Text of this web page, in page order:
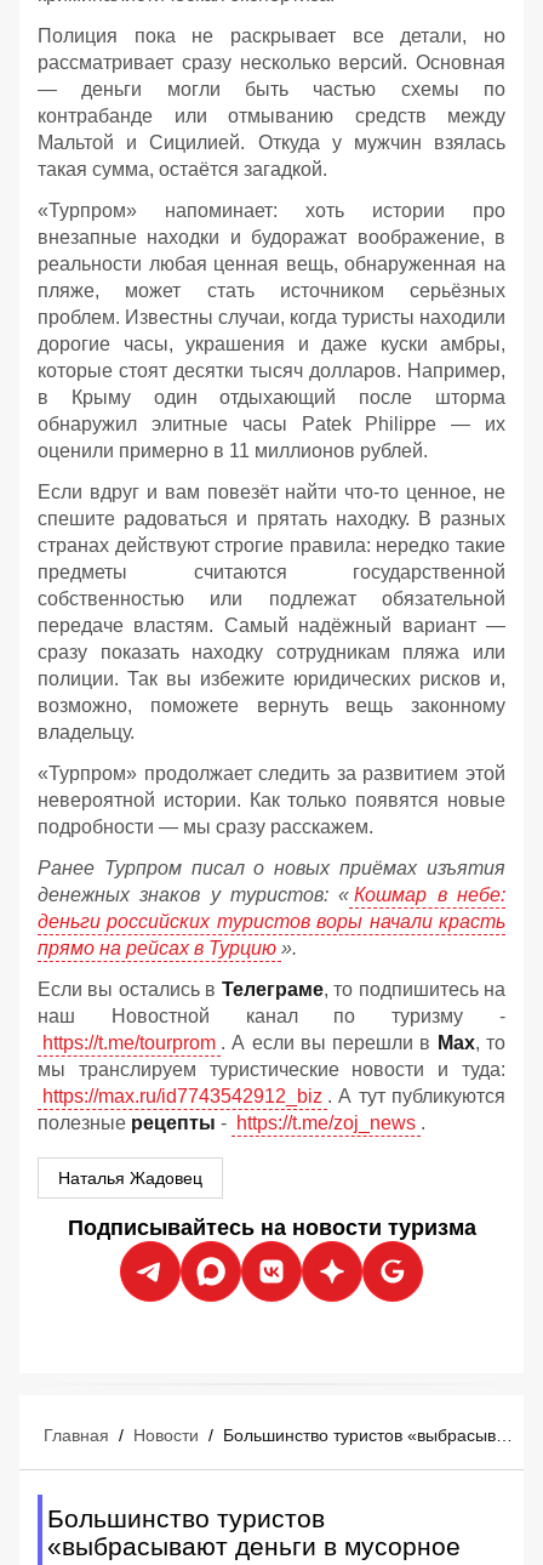
Полиция пока не раскрывает все детали, но
рассматривает сразу несколько версий. Основная
— деньги могли быть частью схемы по
контрабанде или отмыванию средств между
Мальтой и Сицилией. Откуда у мужчин взялась
такая сумма, остаётся загадкой.
«Турпром» напоминает: хоть истории про
внезапные находки и будоражат воображение, в
реальности любая ценная вещь, обнаруженная на
пляже, может стать источником серьёзных
проблем. Известны случаи, когда туристы находили
дорогие часы, украшения и даже куски амбры,
которые стоят десятки тысяч долларов. Например,
в Крыму один отдыхающий после шторма
обнаружил элитные часы Patek Philippe — их
оценили примерно в 11 миллионов рублей.
Если вдруг и вам повезёт найти что‑то ценное, не
спешите радоваться и прятать находку. В разных
странах действуют строгие правила: нередко такие
предметы считаются государственной
собственностью или подлежат обязательной
передаче властям. Самый надёжный вариант —
сразу показать находку сотрудникам пляжа или
полиции. Так вы избежите юридических рисков и,
возможно, поможете вернуть вещь законному
владельцу.
«Турпром» продолжает следить за развитием этой
невероятной истории. Как только появятся новые
подробности — мы сразу расскажем.
Ранее Турпром писал о новых приёмах изъятия
денежных знаков у туристов: « Кошмар в небе:
деньги российских туристов воры начали красть
прямо на рейсах в Турцию ».
Если вы остались в Телеграме, то подпишитесь на
наш Новостной канал по туризму -
https://t.me/tourprom . А если вы перешли в Мах, то
мы транслируем туристические новости и туда:
https://max.ru/id7743542912_biz . А тут публикуются
полезные рецепты - https://t.me/zoj_news .
Наталья Жадовец
Подписывайтесь на новости туризма
Главная / Новости /
Большинство туристов
«выбрасывают деньги в мусорное